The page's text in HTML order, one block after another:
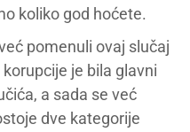
koliko god hoćete.
pomenuli ovaj slučaj
je bila glavni
a sada se već
dve kategorije